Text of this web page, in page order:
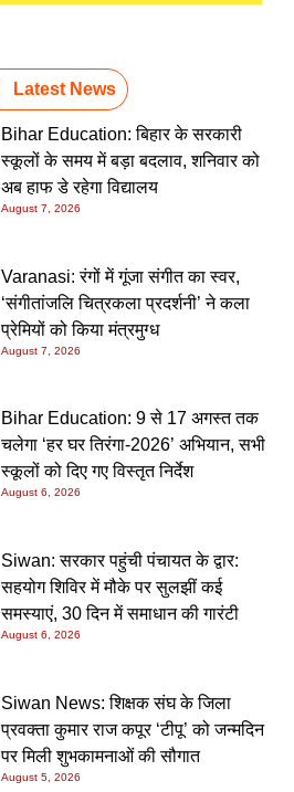
Latest News
Bihar Education: बिहार के सरकारी
स्कूलों के समय में बड़ा बदलाव, शनिवार को
अब हाफ डे रहेगा विद्यालय
August 7, 2026
Varanasi: रंगों में गूंजा संगीत का स्वर,
‘संगीतांजलि चित्रकला प्रदर्शनी’ ने कला
प्रेमियों को किया मंत्रमुग्ध
August 7, 2026
Bihar Education: 9 से 17 अगस्त तक
चलेगा ‘हर घर तिरंगा-2026’ अभियान, सभी
स्कूलों को दिए गए विस्तृत निर्देश
August 6, 2026
Siwan: सरकार पहुंची पंचायत के द्वार:
सहयोग शिविर में मौके पर सुलझीं कई
समस्याएं, 30 दिन में समाधान की गारंटी
August 6, 2026
Siwan News: शिक्षक संघ के जिला
प्रवक्ता कुमार राज कपूर ‘टीपू’ को जन्मदिन
पर मिली शुभकामनाओं की सौगात
August 5, 2026